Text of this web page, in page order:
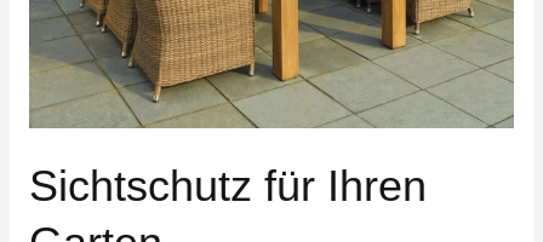
Sichtschutz für Ihren